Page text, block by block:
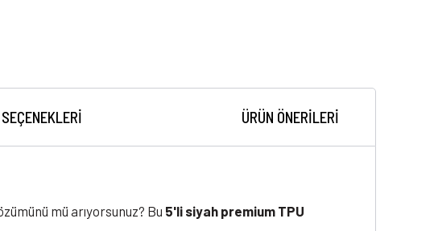
ÜRÜN ÖNERILERI
mü arıyorsunuz? Bu 5'li siyah premium TPU